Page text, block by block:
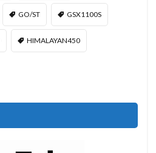
GO/ST GSX1100S
HIMALAYAN450